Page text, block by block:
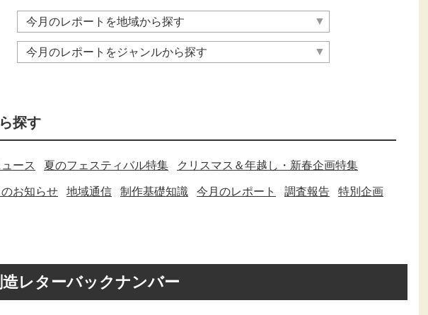
探す
ース 夏のフェスティバル特集 クリスマス＆年越し・新春企画特集
お知らせ 地域通信 制作基礎知識 今月のレポート 調査報告 特別企画
レターバックナンバー